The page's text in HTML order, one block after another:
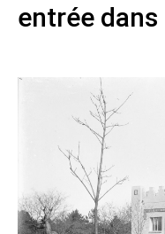
entrée dans